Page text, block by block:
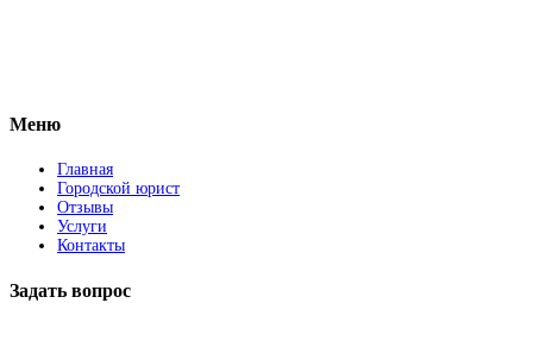
Меню
Главная
Городской юрист
Отзывы
Услуги
Контакты
Задать вопрос